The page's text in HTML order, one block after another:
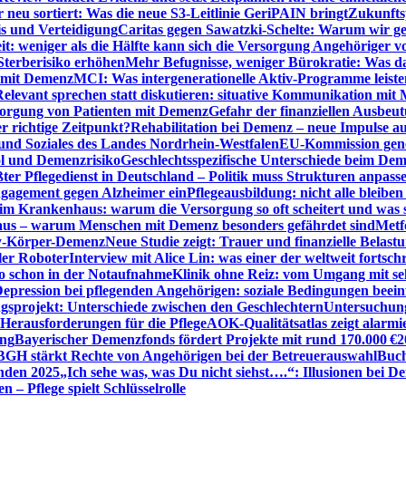
neu sortiert: Was die neue S3-Leitlinie GeriPAIN bringt
und VerteidigungCaritas gegen Sawatzki-Schelte: Warum wir
weniger als die Hälfte kann sich die Versorgung Angehöriger
erhöhenMehr Befugnisse, weniger Bürokratie: Was
DemenzMCI: Was intergenerationelle Aktiv-Programme
sprechen statt diskutieren: situative Kommunikation mit
von Patienten mit DemenzGefahr der finanziellen
richtige Zeitpunkt?Rehabilitation bei Demenz – neue Impulse
Soziales des Landes Nordrhein-WestfalenEU-Kommission
und DemenzrisikoGeschlechtsspezifische Unterschiede beim
Pflegedienst in Deutschland – Politik muss Strukturen
gegen Alzheimer einPflegeausbildung: nicht alle bleiben
Krankenhaus: warum die Versorgung so oft scheitert und was
– warum Menschen mit Demenz besonders gefährdet sind
Körper-DemenzNeue Studie zeigt: Trauer und finanzielle
RoboterInterview mit Alice Lin: was einer der weltweit
schon in der NotaufnahmeKlinik ohne Reiz: vom Umgang mit
bei pflegenden Angehörigen: soziale Bedingungen
Unterschiede zwischen den Geschlechtern
für die PflegeAOK-Qualitätsatlas zeigt
Bayerischer Demenzfonds fördert Projekte mit rund 170.000 €
stärkt Rechte von Angehörigen bei der Betreuerauswahl
2025„Ich sehe was, was Du nicht siehst….“: Illusionen bei
– Pflege spielt Schlüsselrolle